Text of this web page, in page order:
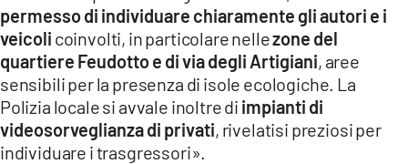
CATANZAROCHANNEL.IT
LACAPITALENEWS.IT
App
ANDROID
permesso di individuare chiaramente gli autori e i
veicoli coinvolti, in particolare nellezone del
quartiere Feudotto e di via degli Artigiani, aree
sensibili per la presenza di isole ecologiche. La
Polizia locale si avvale inoltre di impianti di
videosorveglianza di privati, rivelatisi preziosi per
individuare i trasgressori».